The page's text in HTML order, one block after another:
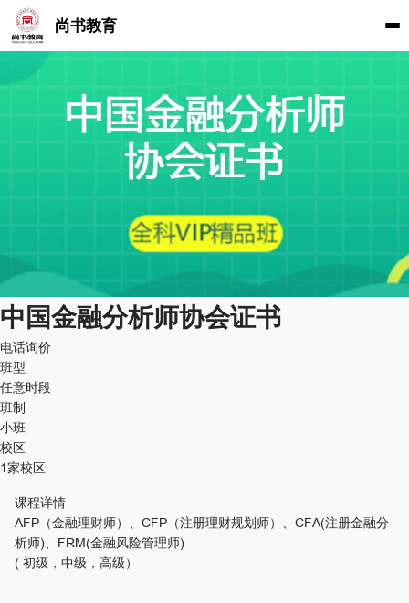
尚书教育
中国金融分析师协会证书
电话询价
班型
任意时段
班制
小班
校区
1家校区
课程详情
AFP（金融理财师）、CFP（注册理财规划师）、CFA(注册金融分
析师)、FRM(金融风险管理师)
( 初级，中级，高级）